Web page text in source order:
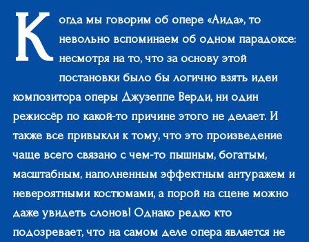
К огда мы говорим об опере «Аида», то
невольно вспоминаем об одном парадоксе:
несмотря на то, что за основу этой
постановки было бы логично взять идеи
композитора оперы Джузеппе Верди, ни один
режиссёр по какой-то причине этого не делает. И
также все привыкли к тому, что это произведение
чаще всего связано с чем-то пышным, богатым,
масштабным, наполненным эффектным антуражем и
невероятными костюмами, а порой на сцене можно
даже увидеть слонов! Однако редко кто
подозревает, что на самом деле опера является не